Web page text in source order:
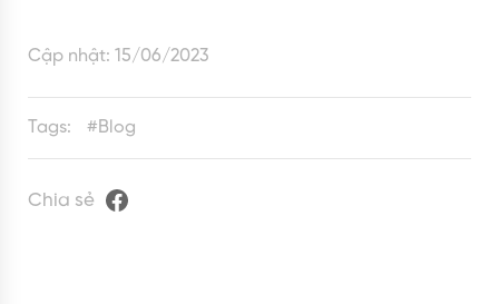
Cập nhật: 15/06/2023
Tags: #Blog
Chia sẻ